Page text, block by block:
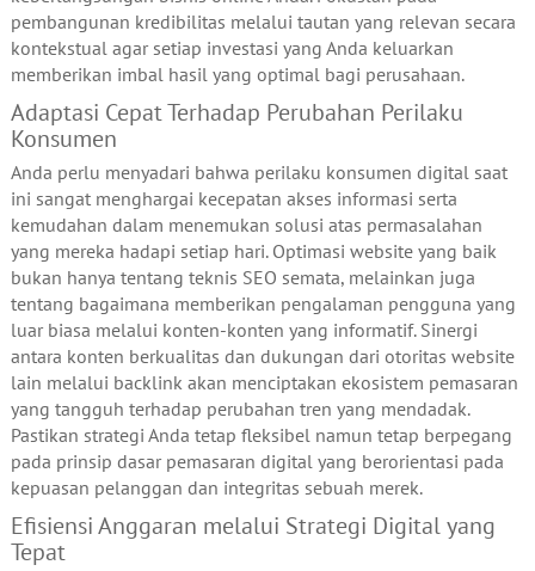
pembangunan kredibilitas melalui tautan yang relevan secara
kontekstual agar setiap investasi yang Anda keluarkan
memberikan imbal hasil yang optimal bagi perusahaan.
Adaptasi Cepat Terhadap Perubahan Perilaku
Konsumen
Anda perlu menyadari bahwa perilaku konsumen digital saat
ini sangat menghargai kecepatan akses informasi serta
kemudahan dalam menemukan solusi atas permasalahan
yang mereka hadapi setiap hari. Optimasi website yang baik
bukan hanya tentang teknis SEO semata, melainkan juga
tentang bagaimana memberikan pengalaman pengguna yang
luar biasa melalui konten-konten yang informatif. Sinergi
antara konten berkualitas dan dukungan dari otoritas website
lain melalui backlink akan menciptakan ekosistem pemasaran
yang tangguh terhadap perubahan tren yang mendadak.
Pastikan strategi Anda tetap fleksibel namun tetap berpegang
pada prinsip dasar pemasaran digital yang berorientasi pada
kepuasan pelanggan dan integritas sebuah merek.
Efisiensi Anggaran melalui Strategi Digital yang
Tepat